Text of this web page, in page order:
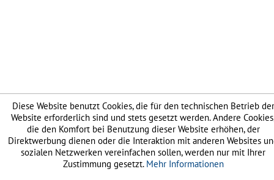
Diese Website benutzt Cookies, die für den technischen Betrieb der
Website erforderlich sind und stets gesetzt werden. Andere
die den Komfort bei Benutzung dieser Website erhöhen, der
Direktwerbung dienen oder die Interaktion mit anderen Websites
sozialen Netzwerken vereinfachen sollen, werden nur mit Ihrer
Zustimmung gesetzt. Mehr Informationen